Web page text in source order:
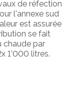
de réfection
l'annexe sud
est assurée
se fait
chaude par
1’000 litres.